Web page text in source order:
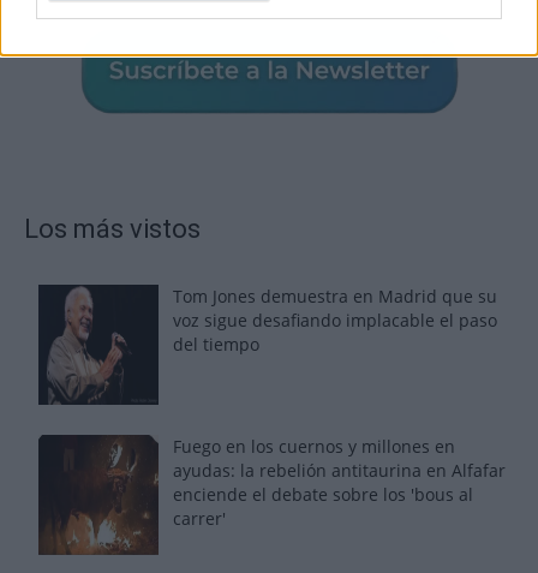
Los más vistos
Tom Jones demuestra en Madrid que su
voz sigue desafiando implacable el paso
del tiempo
Fuego en los cuernos y millones en
ayudas: la rebelión antitaurina en Alfafar
enciende el debate sobre los 'bous al
carrer'